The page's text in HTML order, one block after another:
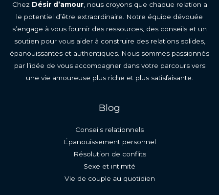
Chez Désir d’amour, nous croyons que chaque relation a
le potentiel d’être extraordinaire. Notre équipe dévouée
s’engage à vous fournir des ressources, des conseils et un
soutien pour vous aider à construire des relations solides,
épanouissantes et authentiques. Nous sommes passionnés
par l’idée de vous accompagner dans votre parcours vers
une vie amoureuse plus riche et plus satisfaisante.
Blog
Conseils relationnels
Épanouissement personnel
Résolution de conflits
Sexe et intimité
Vie de couple au quotidien